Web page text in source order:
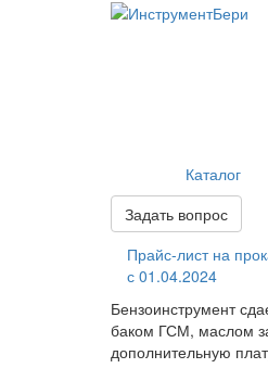
Каталог
Задать вопрос
Прайс-лист на
с 01.04.2024
Бензоинструмент
баком ГСМ, маслом
дополнительную